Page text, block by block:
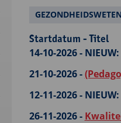
Startdatum - Titel
14-10-2026 - NIEUW:
21-10-2026 -
12-11-2026 - NIEUW:
26-11-2026 -